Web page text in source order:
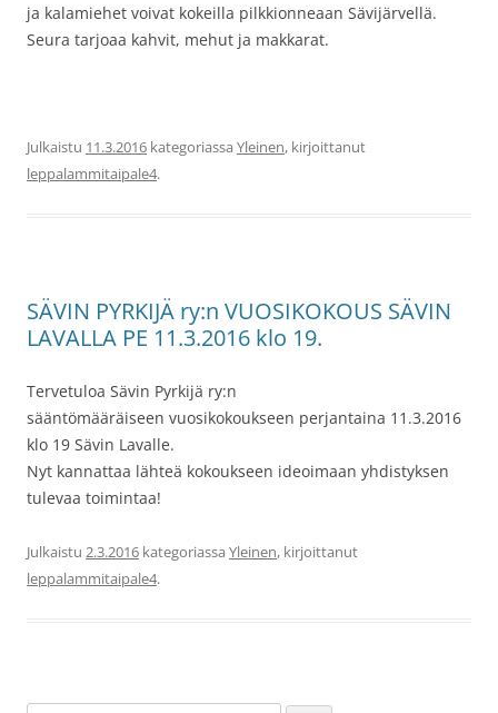
ja kalamiehet voivat kokeilla pilkkionneaan Sävijärvellä.
Seura tarjoaa kahvit, mehut ja makkarat.
Julkaistu 11.3.2016 kategoriassa Yleinen, kirjoittanut
leppalammitaipale4.
SÄVIN PYRKIJÄ ry:n VUOSIKOKOUS SÄVIN
LAVALLA PE 11.3.2016 klo 19.
Tervetuloa Sävin Pyrkijä ry:n
sääntömääräiseen vuosikokoukseen perjantaina 11.3.2016
klo 19 Sävin Lavalle.
Nyt kannattaa lähteä kokoukseen ideoimaan yhdistyksen
tulevaa toimintaa!
Julkaistu 2.3.2016 kategoriassa Yleinen, kirjoittanut
leppalammitaipale4.